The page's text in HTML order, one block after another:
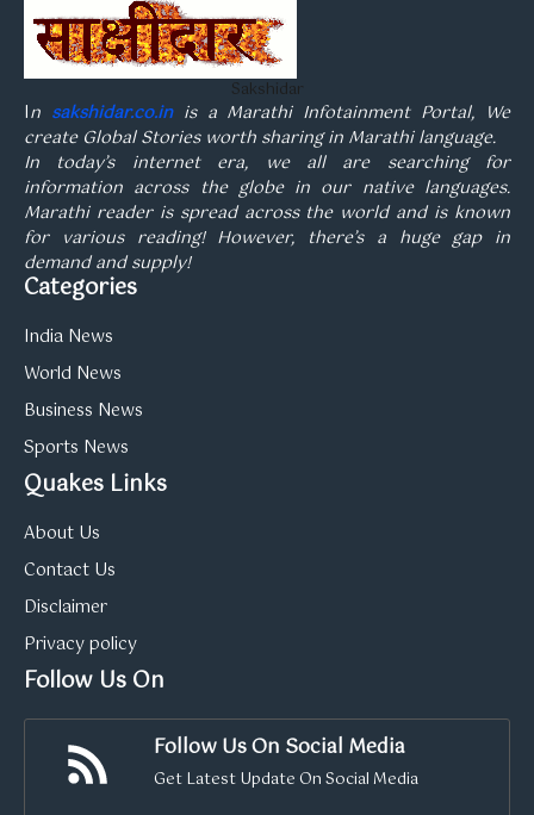
Sakshidar
In sakshidar.co.inis a Marathi Infotainment Portal, We
create Global Stories worth sharing in Marathi language.
In today’s internet era, we all are searching for
information across the globe in our native languages.
Marathi reader is spread across the world and is known
for various reading! However, there’s a huge gap in
demand and supply!
Categories
India News
World News
Business News
Sports News
Quakes Links
About Us
Contact Us
Disclaimer
Privacy policy
Follow Us On
Follow Us On Social Media
Get Latest Update On Social Media